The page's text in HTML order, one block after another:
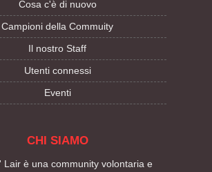
Cosa c'è di nuovo
Campioni della Commuity
Il nostro Staff
Utenti connessi
Eventi
CHI SIAMO
Lair è una community volontaria e